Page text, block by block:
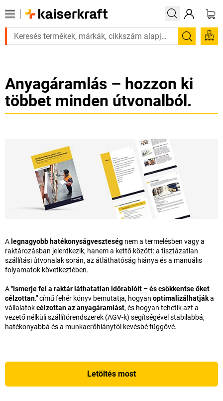
van rá? Válogatott bestseller termékeinket 3–4 munkanapon belül
Keresés
Anyagáramlás – hozzon ki
többet minden útvonalból.
A legnagyobb hatékonyságveszteség nem a termelésben vagy a
raktározásban jelentkezik, hanem a kettő között: a tisztázatlan
szállítási útvonalak során, az átláthatóság hiánya és a manuális
folyamatok következtében.
A"Ismerje fel a raktár láthatatlan időrablóit – és csökkentse őket
célzottan."című fehér könyv bemutatja, hogyan optimalizálhatjáka
vállalatokcélzottan az anyagáramlást, és hogyan tehetik azt a
vezető nélküli szállítórendszerek (AGV-k) segítségével stabilabbá,
hatékonyabbá és a munkaerőhiánytól kevésbé függővé.
Letöltés most